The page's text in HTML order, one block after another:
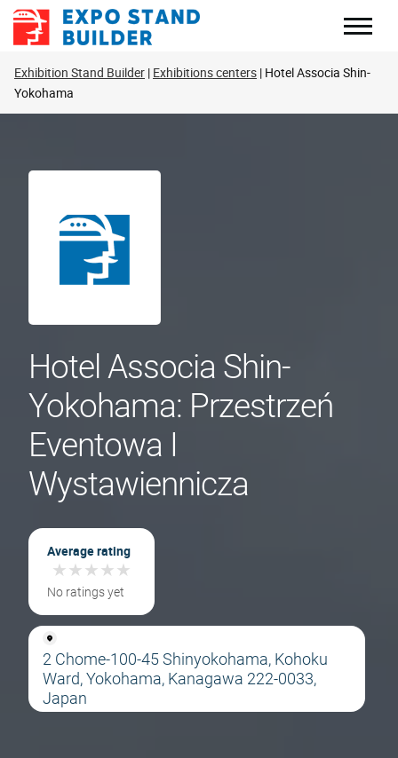
Skip
Exhibition Stand Builder Exhibitions centers Hotel Associa Shin-
Yokohama
Hotel Associa Shin-
Yokohama: Przestrzeń
Eventowa I
Wystawiennicza
Average rating
★★★★★
★★★★★
No ratings yet
2 Chome-100-45 Shinyokohama, Kohoku
Ward, Yokohama, Kanagawa 222-0033,
Japan